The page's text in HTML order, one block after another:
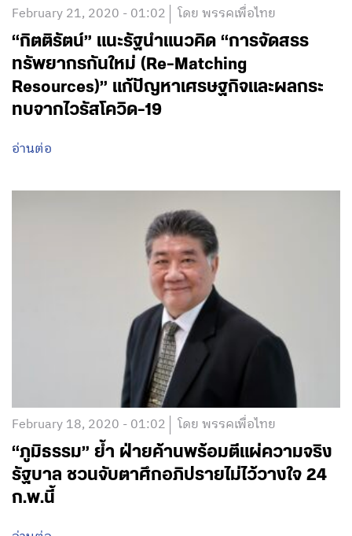
February 21, 2020 - 01:02 โดย พรรคเพื่อไทย
“กิตติรัตน์” แนะรัฐนำแนวคิด “การจัดสรร
ทรัพยากรกันใหม่ (Re-Matching
Resources)” แก้ปัญหาเศรษฐกิจและผลกระ
ทบจากไวรัสโควิด-19
อ่านต่อ
February 18, 2020 - 01:02 โดย พรรคเพื่อไทย
“ภูมิธรรม” ย้ำ ฝ่ายค้านพร้อมตีแผ่ความจริง
รัฐบาล ชวนจับตาศึกอภิปรายไม่ไว้วางใจ 24
ก.พ.นี้